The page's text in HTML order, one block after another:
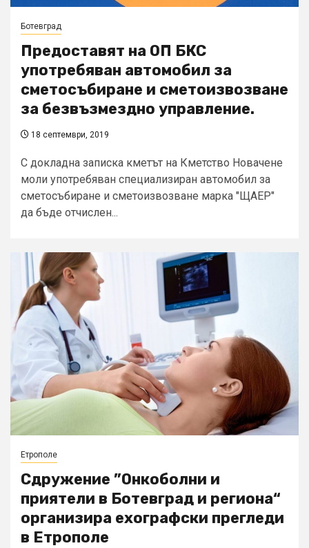
Ботевград
Предоставят на ОП БКС
употребяван автомобил за
сметосъбиране и сметоизвозване
за безвъзмездно управление.
18 септември, 2019
С докладна записка кметът на Кметство Новачене
моли употребяван специализиран автомобил за
сметосъбиране и сметоизвозване марка "ЩАЕР"
да бъде отчислен...
Етрополе
Сдружение ”Онкоболни и
приятели в Ботевград и региона“
организира ехографски прегледи
в Етрополе